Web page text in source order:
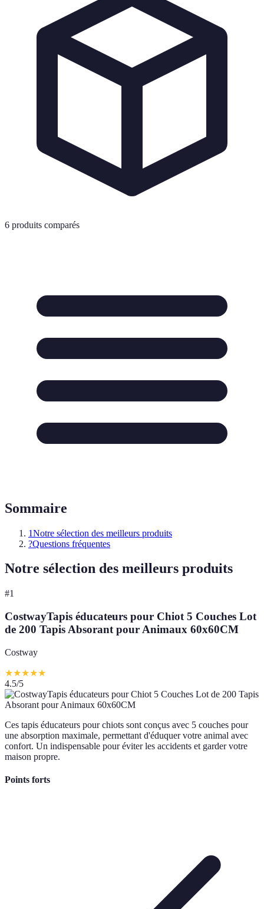
6 produits comparés
Sommaire
1Notre sélection des meilleurs produits
?Questions fréquentes
Notre sélection des meilleurs produits
#1
CostwayTapis éducateurs pour Chiot 5 Couches Lot
de 200 Tapis Absorant pour Animaux 60x60CM
Costway
★★★★★
4.5/5
Ces tapis éducateurs pour chiots sont conçus avec 5 couches pour
une absorption maximale, permettant d'éduquer votre animal avec
confort. Un indispensable pour éviter les accidents et garder votre
maison propre.
Points forts